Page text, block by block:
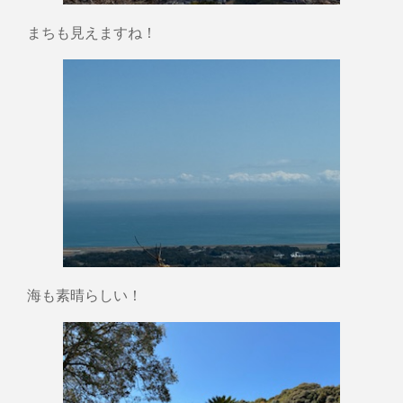
まちも見えますね！
海も素晴らしい！